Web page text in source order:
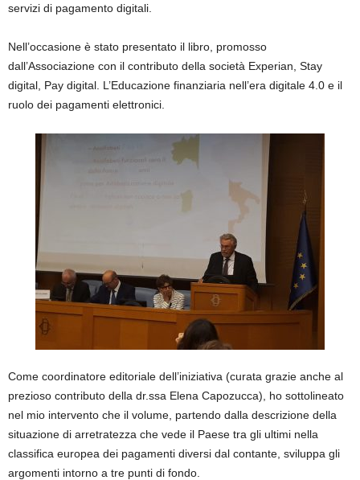
servizi di pagamento digitali.
Nell’occasione è stato presentato il libro, promosso
dall’Associazione con il contributo della società Experian, Stay
digital, Pay digital. L’Educazione finanziaria nell’era digitale 4.0 e il
ruolo dei pagamenti elettronici.
Come coordinatore editoriale dell’iniziativa (curata grazie anche al
prezioso contributo della dr.ssa Elena Capozucca), ho sottolineato
nel mio intervento che il volume, partendo dalla descrizione della
situazione di arretratezza che vede il Paese tra gli ultimi nella
classifica europea dei pagamenti diversi dal contante, sviluppa gli
argomenti intorno a tre punti di fondo.